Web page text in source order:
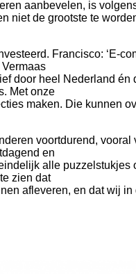
aanbevelen, is
niet de grootste te
Francisco: ‘E-
door heel Nederland
Met onze
maken. Die kunnen
voortdurend,
en
alle puzzelstukjes
zien dat
afleveren, en dat wij